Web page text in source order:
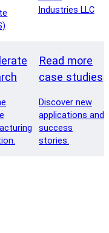
Industries LLC
Read more
case studies
Discover new
applications and
success
stories.